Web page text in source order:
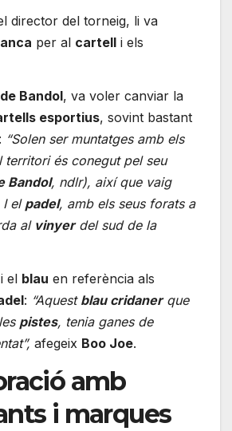
director del torneig, li va
per al cartell i els
Bandol, va voler canviar la
esportius, sovint bastant
“Solen ser muntatges amb els
territori és conegut pel seu
Bandol, ndlr), així que vaig
I el padel, amb els seus forats a
al vinyerdel sud de la
i el blau en referència als
: “Aquest blau cridanerque
pistes, tenia ganes de
afegeix Boo Joe.
amb
i marques